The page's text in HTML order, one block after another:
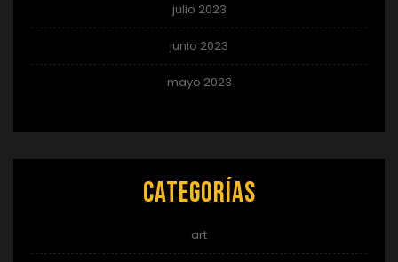
julio 2023
junio 2023
mayo 2023
Categorías
art